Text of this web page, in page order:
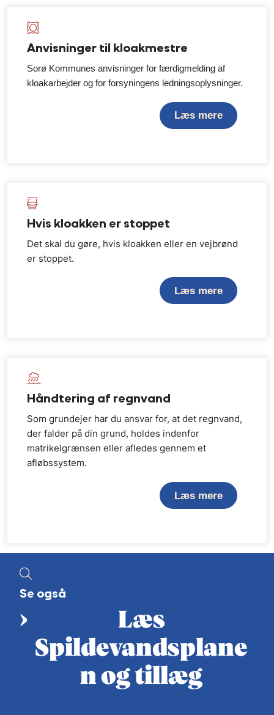
Anvisninger til kloakmestre
Sorø Kommunes anvisninger for færdigmelding af
kloakarbejder og for forsyningens ledningsoplysninger.
Læs mere
Hvis kloakken er stoppet
Det skal du gøre, hvis kloakken eller en vejbrønd
er stoppet.
Læs mere
Håndtering af regnvand
Som grundejer har du ansvar for, at det regnvand,
der falder på din grund, holdes indenfor
matrikelgrænsen eller afledes gennem et
afløbssystem.
Læs mere
Se også
Læs
Spildevandsplane
n og tillæg